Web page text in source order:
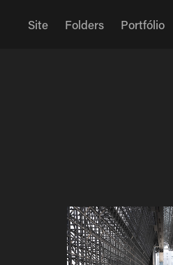
Site Folders Portfólio